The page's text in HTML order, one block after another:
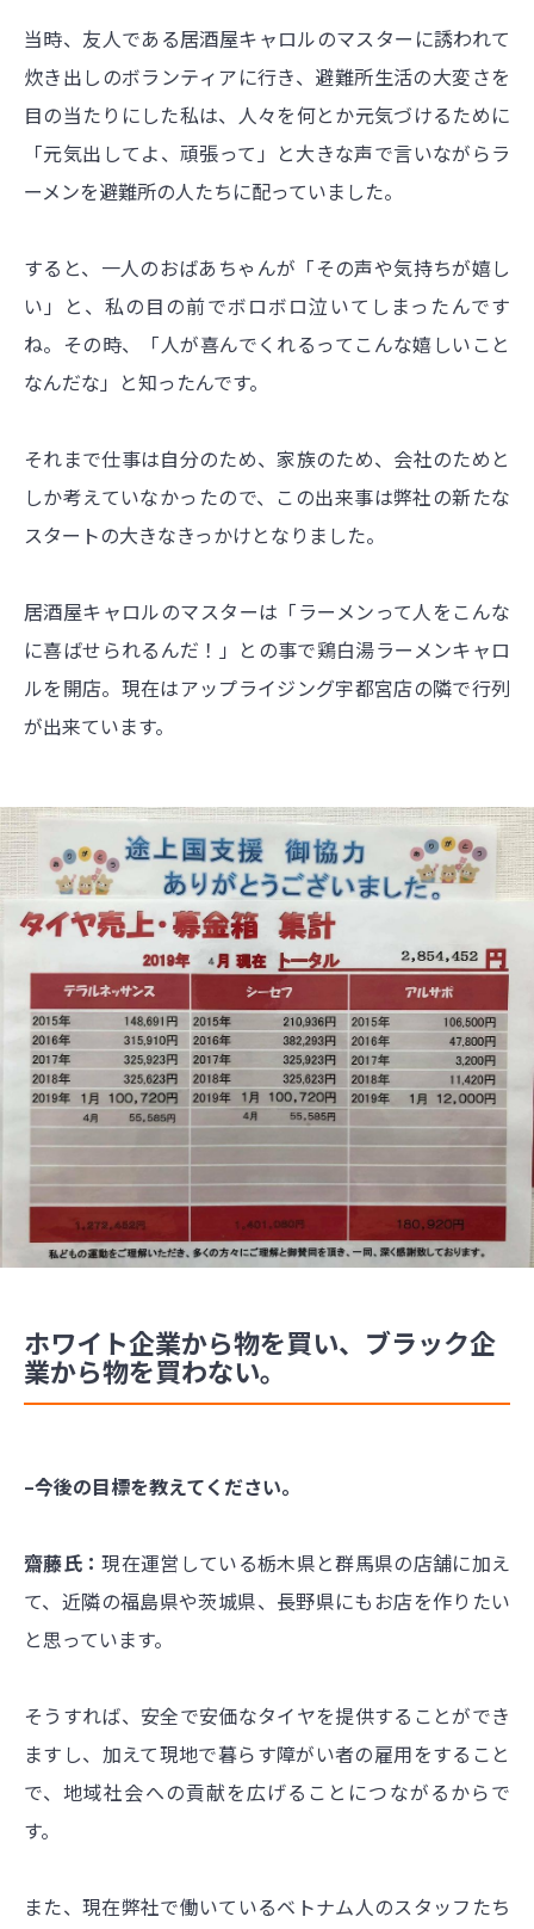
当時、友人である居酒屋キャロルのマスターに誘われて
炊き出しのボランティアに行き、避難所生活の大変さを
目の当たりにした私は、人々を何とか元気づけるために
「元気出してよ、頑張って」と大きな声で言いながらラ
ーメンを避難所の人たちに配っていました。
すると、一人のおばあちゃんが「その声や気持ちが嬉し
い」と、私の目の前でボロボロ泣いてしまったんです
ね。その時、「人が喜んでくれるってこんな嬉しいこと
なんだな」と知ったんです。
それまで仕事は自分のため、家族のため、会社のためと
しか考えていなかったので、この出来事は弊社の新たな
スタートの大きなきっかけとなりました。
居酒屋キャロルのマスターは「ラーメンって人をこんな
に喜ばせられるんだ！」との事で鶏白湯ラーメンキャロ
ルを開店。現在はアップライジング宇都宮店の隣で行列
が出来ています。
ホワイト企業から物を買い、ブラック企
業から物を買わない。
–今後の目標を教えてください。
齋藤氏：現在運営している栃木県と群馬県の店舗に加え
て、近隣の福島県や茨城県、長野県にもお店を作りたい
と思っています。
そうすれば、安全で安価なタイヤを提供することができ
ますし、加えて現地で暮らす障がい者の雇用をすること
で、地域社会への貢献を広げることにつながるからで
す。
また、現在弊社で働いているベトナム人のスタッフたち